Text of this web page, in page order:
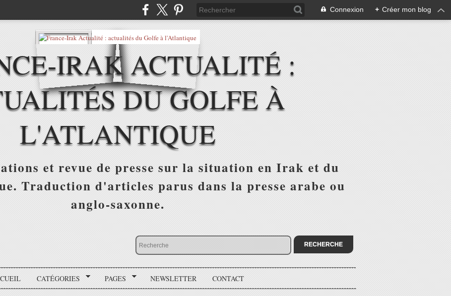
Connexion + Créer mon blog
IRAK ACTUALITÉ :
DU GOLFE À
L'ATLANTIQUE
et revue de presse sur la situation en Irak et du
Traduction d'articles parus dans la presse arabe ou
anglo-saxonne.
CATÉGORIES PAGES NEWSLETTER CONTACT